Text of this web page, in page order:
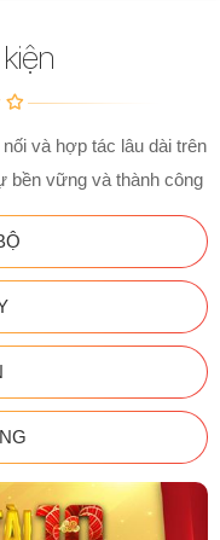
và hợp tác lâu dài trên
bền vững và thành công